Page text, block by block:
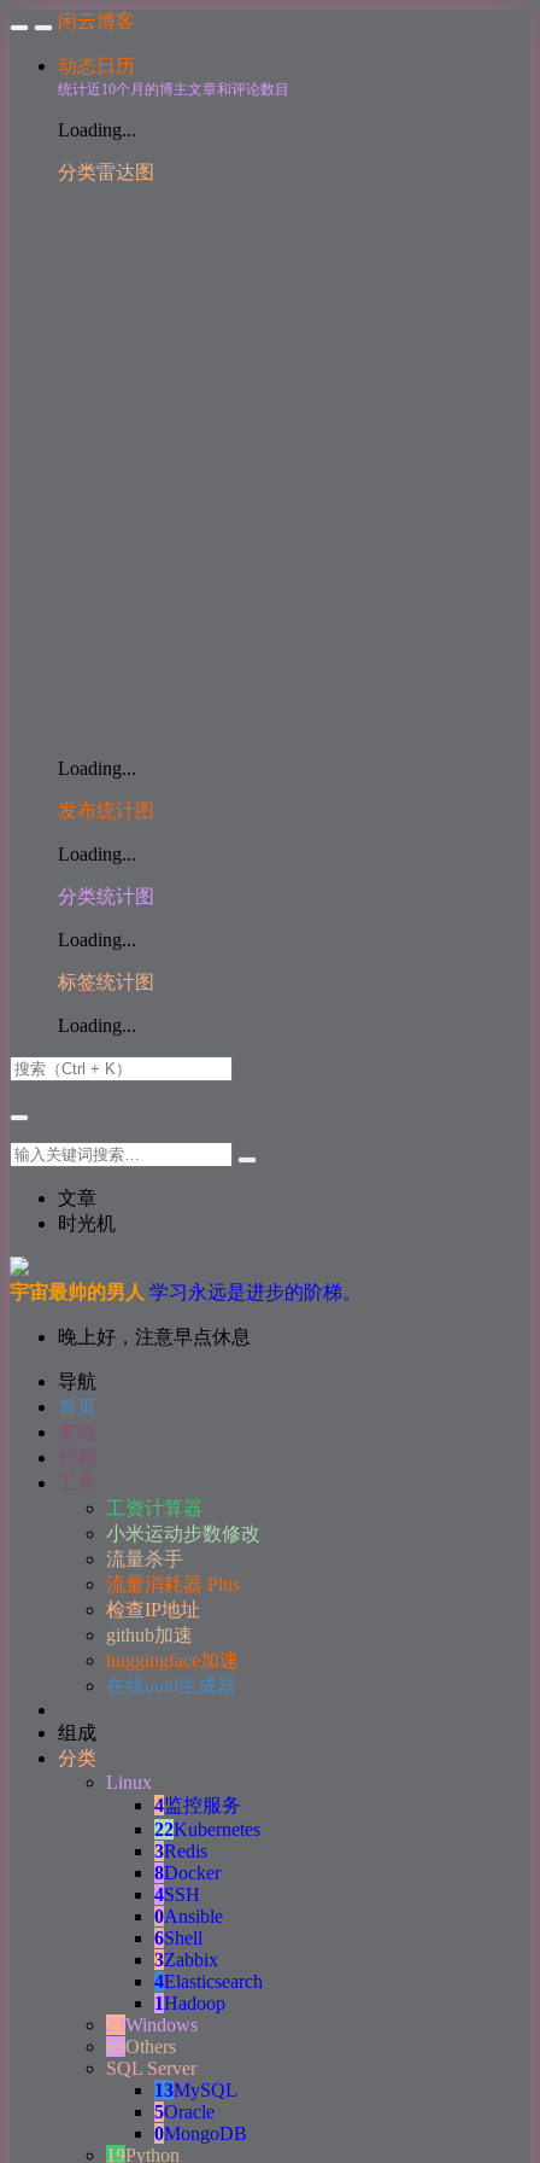
闲云博客
动态日历
统计近10个月的博主文章和评论数目
Loading...
分类雷达图
Loading...
发布统计图
Loading...
分类统计图
Loading...
标签统计图
Loading...
文章
时光机
宇宙最帅的男人 学习永远是进步的阶梯。
晚上好，注意早点休息
导航
首页
友链
归档
工具
工资计算器
小米运动步数修改
流量杀手
流量消耗器 Plus
检查IP地址
github加速
huggingface加速
在线uuid生成器
组成
分类
Linux
4监控服务
22Kubernetes
3Redis
8Docker
4SSH
0Ansible
6Shell
3Zabbix
4Elasticsearch
1Hadoop
23Windows
69Others
SQL Server
13MySQL
5Oracle
0MongoDB
19Python